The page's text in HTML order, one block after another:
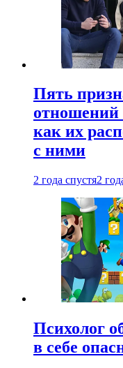
Пять
отношений
как их
с ними
2 года спустя2
Психолог
в себе